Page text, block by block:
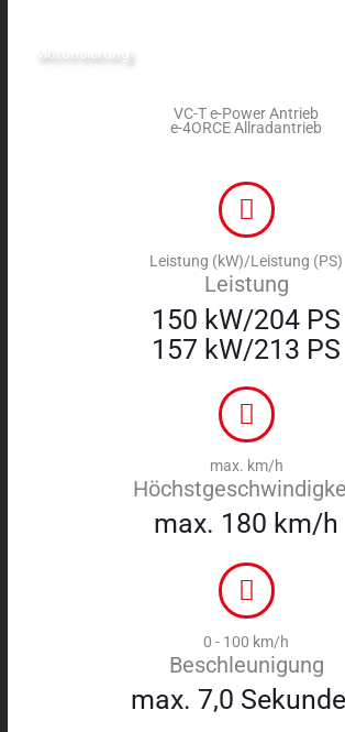
Motorisierung
VC-T e-Power Antrieb
e-4ORCE Allradantrieb
Leistung (kW)/Leistung (PS)
Leistung
150 kW/204 PS
157 kW/213 PS
max. km/h
max. 180 km/h
0 - 100 km/h
Beschleunigung
max. 7,0